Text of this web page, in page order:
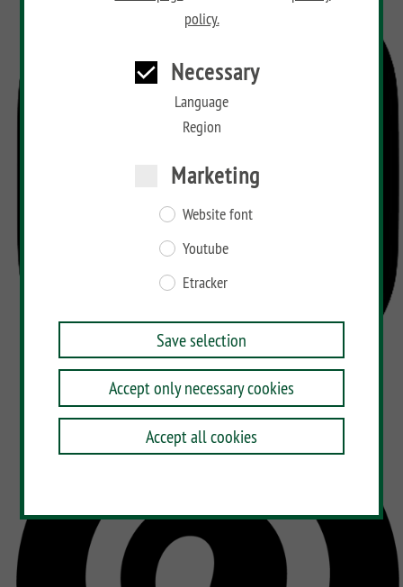
policy.
Necessary
Language
Region
Marketing
Website font
Youtube
Etracker
Save selection
Accept only necessary cookies
Accept all cookies